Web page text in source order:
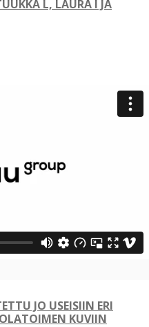
L, LAURA I JA
JO USEISIIN ERI
KUVIIN